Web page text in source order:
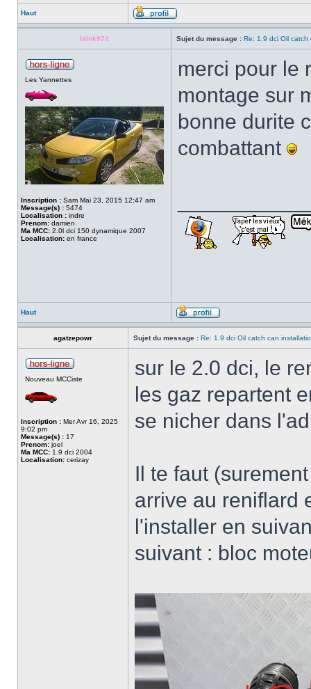
Haut
blink974 Sujet du message : Re: 1.9 dci Oil catch
Les Yannettes
Inscription : Sam Mai 23, 2015 12:47 am
Message(s) : 5474
Localisation : indre
Prenom: damien
Ma MCC: 2.0l dci 150 dynamique 2007
Localisation: en france
merci pour le
montage sur
bonne durite
combattant
Haut
agatzepowr Sujet du message : Re: 1.9 dci Oil catch can
Nouveau MCCiste
Inscription : Mer Avr 16, 2025
9:02 pm
Message(s) : 17
Prenom: joel
Ma MCC: 1.9 dci 2004
Localisation: cerizay
sur le 2.0 dci, le
les gaz repartent
se nicher dans
Il te faut
arrive au reniflard
l'installer en
suivant : bloc